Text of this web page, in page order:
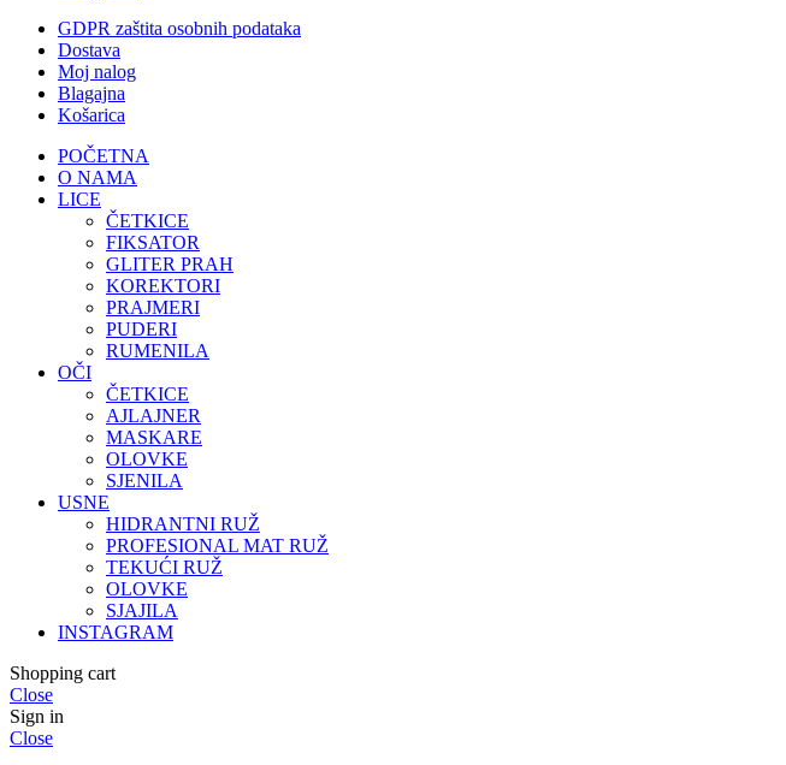
GDPR zaštita osobnih podataka
Dostava
Moj nalog
Blagajna
Košarica
POČETNA
O NAMA
LICE
ČETKICE
FIKSATOR
GLITER PRAH
KOREKTORI
PRAJMERI
PUDERI
RUMENILA
OČI
ČETKICE
AJLAJNER
MASKARE
OLOVKE
SJENILA
USNE
HIDRANTNI RUŽ
PROFESIONAL MAT RUŽ
TEKUĆI RUŽ
OLOVKE
SJAJILA
INSTAGRAM
Shopping cart
Close
Sign in
Close